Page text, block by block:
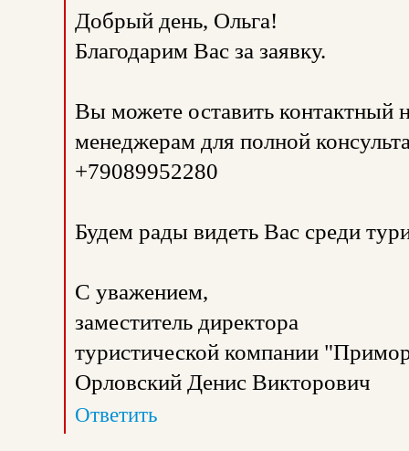
Добрый день, Ольга!
Благодарим Вас за заявку.
Вы можете оставить контактный
менеджерам для полной
+79089952280
Будем рады видеть Вас среди
С уважением,
заместитель директора
туристической компании
Орловский Денис Викторович
Ответить